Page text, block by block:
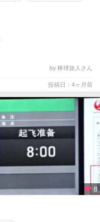
by 棒球旅人さん
投稿日：4ヶ月前
8